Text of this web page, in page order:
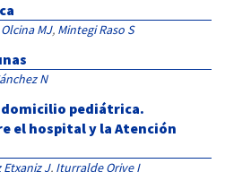
MJ, Mintegi Raso S
N
pediátrica.
el hospital y la Atención
Etxaniz J, Iturralde Orive I